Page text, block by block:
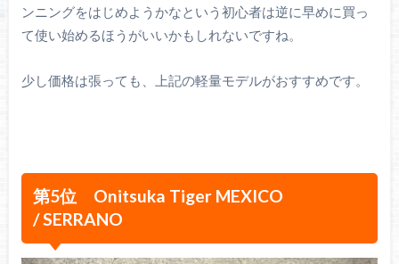
ンニングをはじめようかなという初心者は逆に早めに買っ
て使い始めるほうがいいかもしれないですね。
少し価格は張っても、上記の軽量モデルがおすすめです。
第5位 Onitsuka Tiger MEXICO
/ SERRANO